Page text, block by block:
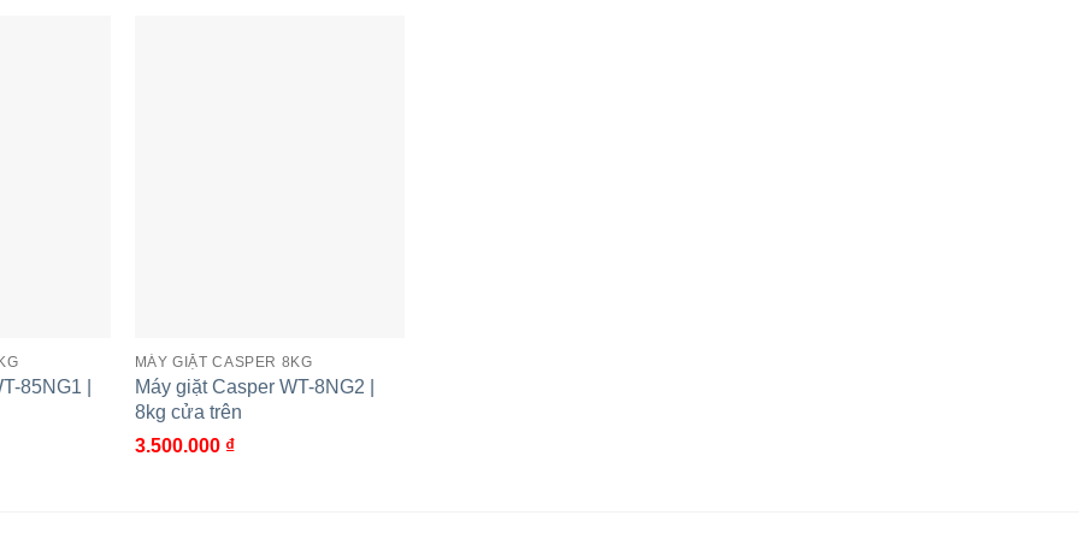
đại
85NG1 |
MÁY GIẶT CASPER 8KG
Máy giặt Casper WT-8NG2 |
8kg cửa trên
3.500.000 ₫